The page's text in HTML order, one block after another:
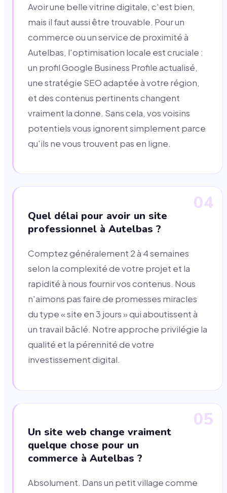
Avoir une belle vitrine digitale, c'est bien,
mais il faut aussi être trouvable. Pour un
commerce ou un service de proximité à
Autelbas, l'optimisation locale est cruciale :
un profil Google Business Profile actualisé,
une stratégie SEO adaptée à votre région,
et des contenus pertinents changent
vraiment la donne. Sans cela, vos voisins
potentiels vous ignorent simplement parce
qu'ils ne vous trouvent pas en ligne.
04
Quel délai pour avoir un site
professionnel à Autelbas ?
Comptez généralement 2 à 4 semaines
selon la complexité de votre projet et la
rapidité à nous fournir vos contenus. Nous
n'aimons pas faire de promesses miracles
du type « site en 3 jours » qui aboutissent à
un travail bâclé. Notre approche privilégie la
qualité et la pérennité de votre
investissement digital.
05
Un site web change vraiment
quelque chose pour un
commerce à Autelbas ?
Absolument. Dans un petit village comme